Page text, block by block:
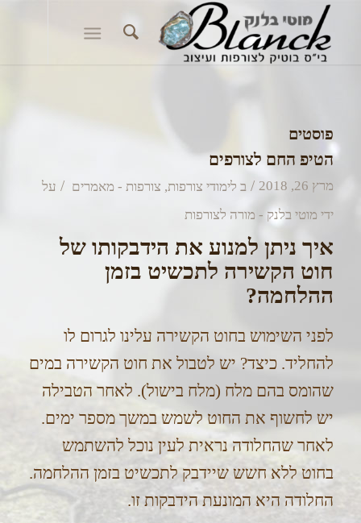
פוסטים
הטיפ החם לצורפים
מרץ 26, 2018 / ב לימודי צורפות, צורפות - מאמרים / על
ידי מוטי בלנק - מורה לצורפות
איך ניתן למנוע את הידבקותו של
חוט הקשירה לתכשיט בזמן
ההלחמה?
לפני השימוש בחוט הקשירה עלינו לגרום לו
להחליד. כיצד? יש לטבול את חוט הקשירה במים
שהומס בהם מלח (מלח בישול). לאחר הטבילה
יש לחשוף את החוט לשמש במשך מספר ימים.
לאחר שהחלודה נראית לעין נוכל להשתמש
בחוט ללא חשש שיידבק לתכשיט בזמן ההלחמה.
החלודה היא המונעת הידבקות זו.